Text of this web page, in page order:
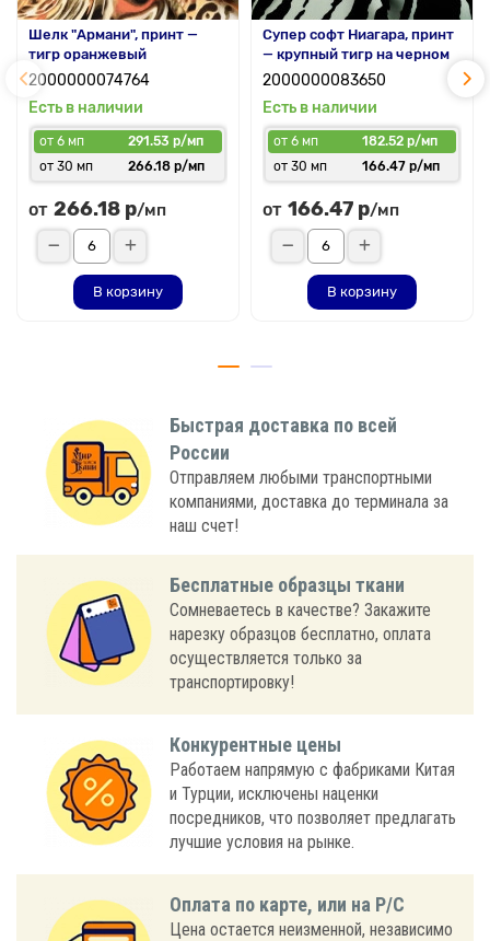
Шелк "Армани", принт —
тигр оранжевый
2000000074764
Есть в наличии
от 6 мп
291.53 р/мп
от 30 мп
266.18 р/мп
от 266.18 р/мп
В корзину
Супер софт Ниагара, принт
— крупный тигр на черном
2000000083650
Есть в наличии
от 6 мп
182.52 р/мп
от 30 мп
166.47 р/мп
от 166.47 р/мп
В корзину
Быстрая доставка по всей
России
Отправляем любыми транспортными
компаниями, доставка до терминала за
наш счет!
Бесплатные образцы ткани
Сомневаетесь в качестве? Закажите
нарезку образцов бесплатно, оплата
осуществляется только за
транспортировку!
Конкурентные цены
Работаем напрямую с фабриками Китая
и Турции, исключены наценки
посредников, что позволяет предлагать
лучшие условия на рынке.
Оплата по карте, или на Р/С
Цена остается неизменной, независимо